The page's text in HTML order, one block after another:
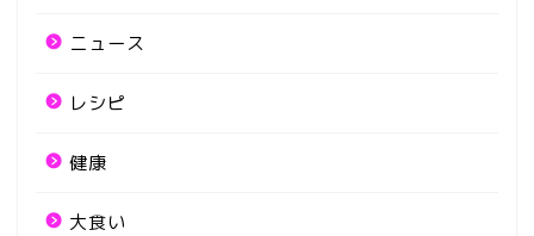
ニュース
レシピ
健康
大食い